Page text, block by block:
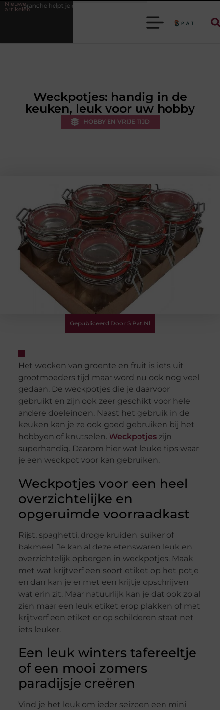
Nieuwe
artikelen
je efficiënter werken
Weckpotjes: handig in de
keuken, leuk voor uw hobby
HOBBY EN VRIJE TIJD
Gepubliceerd Door S Pat.nl
Het wecken van groente en fruit is iets uit
grootmoeders tijd maar word nu ook nog veel
gedaan. De weckpotjes die je daarvoor
gebruikt en zijn ook zeer geschikt voor hele
andere doeleinden. Naast het gebruik in de
keuken kan je ze ook goed gebruiken bij het
hobbyen of knutselen. Weckpotjeszijn
superhandig. Daarom hier wat leuke tips waar
je een weckpot voor kan gebruiken.
Weckpotjes voor een heel
overzichtelijke en
opgeruimde voorraadkast
Rijst, spaghetti, droge kruiden, suiker of
bakmeel. Je kan al deze etenswaren leuk en
overzichtelijk opbergen in weckpotjes. Maak
met wat krijtverf een soort etiket op het potje
en dan kan je er met een krijtje opschrijven
wat erin zit. Maar natuurlijk kan je dat ook zo al
zien maar een leuk etiket erop plakken of met
krijtverf een etiket er op schilderen staat net
iets leuker.
Een leuk winters tafereeltje
of een mooi zomers
paradijsje creëren
Vind je het leuk om ieder seizoen een mini